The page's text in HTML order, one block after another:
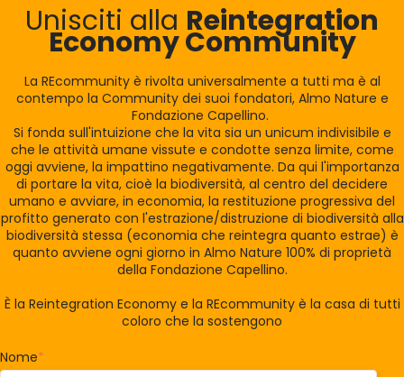
Unisciti alla Reintegration
Economy Community
La REcommunity è rivolta universalmente a tutti ma è al
contempo la Community dei suoi fondatori, Almo Nature e
Fondazione Capellino.
Si fonda sull'intuizione che la vita sia un unicum indivisibile e
che le attività umane vissute e condotte senza limite, come
oggi avviene, la impattino negativamente. Da qui l'importanza
di portare la vita, cioè la biodiversità, al centro del decidere
umano e avviare, in economia, la restituzione progressiva del
profitto generato con l'estrazione/distruzione di biodiversità alla
biodiversità stessa (economia che reintegra quanto estrae) è
quanto avviene ogni giorno in Almo Nature 100% di proprietà
della Fondazione Capellino.
È la Reintegration Economy e la REcommunity è la casa di tutti
coloro che la sostengono
Nome*